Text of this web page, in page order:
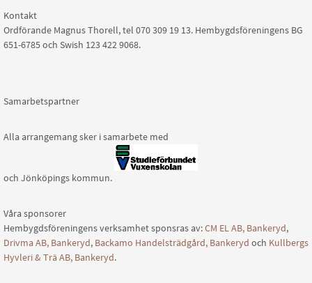
Kontakt
Ordförande Magnus Thorell, tel 070 309 19 13. Hembygdsföreningens BG
651-6785 och Swish 123 422 9068.
Samarbetspartner
Alla arrangemang sker i samarbete med
och Jönköpings kommun.
Våra sponsorer
Hembygdsföreningens verksamhet sponsras av:CM EL AB, Bankeryd,
Drivma AB, Bankeryd, Backamo Handelsträdgård, Bankeryd och Kullbergs
Hyvleri & Trä AB, Bankeryd.